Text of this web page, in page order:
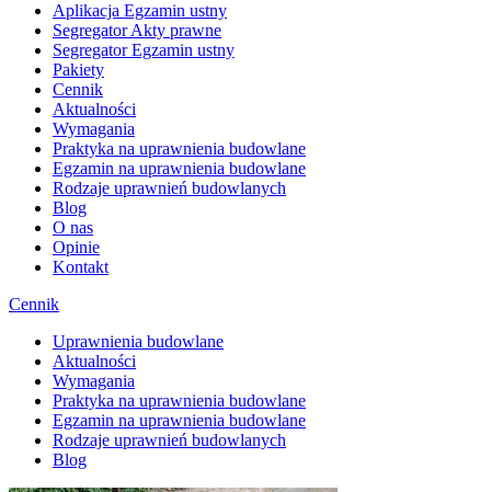
Aplikacja Egzamin ustny
Segregator Akty prawne
Segregator Egzamin ustny
Pakiety
Cennik
Aktualności
Wymagania
Praktyka na uprawnienia budowlane
Egzamin na uprawnienia budowlane
Rodzaje uprawnień budowlanych
Blog
O nas
Opinie
Kontakt
Cennik
Uprawnienia budowlane
Aktualności
Wymagania
Praktyka na uprawnienia budowlane
Egzamin na uprawnienia budowlane
Rodzaje uprawnień budowlanych
Blog